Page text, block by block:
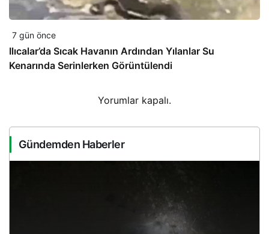
7 gün önce
Ilıcalar’da Sıcak Havanın Ardından Yılanlar Su
Kenarında Serinlerken Görüntülendi
Yorumlar kapalı.
Gündemden Haberler